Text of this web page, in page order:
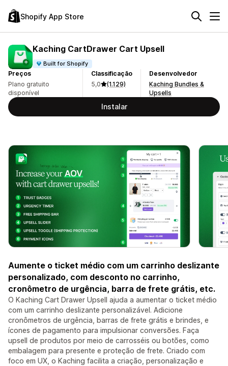
Shopify App Store
Kaching CartDrawer Cart Upsell
Built for Shopify
Preços
Plano gratuito
disponível
Classificação
5,0
(1.129)
Desenvolvedor
Kaching Bundles &
Upsells
Instalar
Aumente o ticket médio com um carrinho deslizante
personalizado, com desconto no carrinho,
cronômetro de urgência, barra de frete grátis, etc.
O Kaching Cart Drawer Upsell ajuda a aumentar o ticket médio
com um carrinho deslizante personalizável. Adicione
cronômetros de urgência, barras de frete grátis e brindes, e
ícones de pagamento para impulsionar conversões. Faça
upsell de produtos por meio de carrosséis ou botões, como
embalagem para presente e proteção de frete. Criado com
foco em UX, o Kaching facilita a criação, personalização e